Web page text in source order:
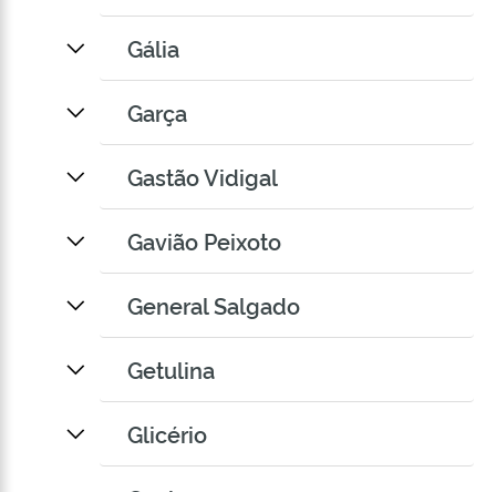
Gália
Garça
Gastão Vidigal
Gavião Peixoto
General Salgado
Getulina
Glicério